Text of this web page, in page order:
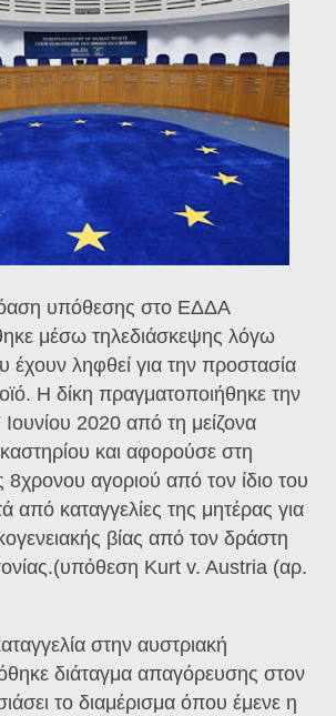
υπόθεσης στο ΕΔΔΑ
μέσω τηλεδιάσκεψης λόγω
ληφθεί για την προστασία
Η δίκη πραγματοποιήθηκε την
Ιουνίου 2020 από τη μείζονα
και αφορούσε στη
8χρονου αγοριού από τον ίδιο του
από καταγγελίες της μητέρας για
βίας από τον δράστη
Kurt v. Austria (αρ.
στην αυστριακή
διάταγμα απαγόρευσης στον
το διαμέρισμα όπου έμενε η